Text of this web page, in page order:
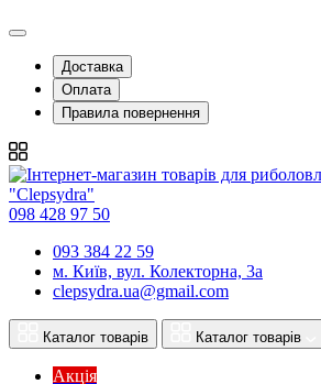
Доставка
Оплата
Правила повернення
098 428 97 50
093 384 22 59
м. Київ, вул. Колекторна, 3а
clepsydra.ua@gmail.com
Каталог товарів Каталог товарів
Акція